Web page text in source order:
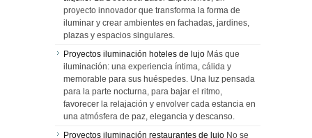
proyecto innovador que transforma la forma de
iluminar y crear ambientes en fachadas, jardines,
plazas y espacios singulares.
Proyectos iluminación hoteles de lujo Más que
iluminación: una experiencia íntima, cálida y
memorable para sus huéspedes. Una luz pensada
para la parte nocturna, para bajar el ritmo,
favorecer la relajación y envolver cada estancia en
una atmósfera de paz, elegancia y descanso.
Proyectos iluminación restaurantes de lujo No se